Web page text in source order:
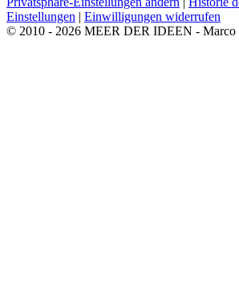
Einstellungen | Einwilligungen widerrufen
© 2010 - 2026 MEER DER IDEEN -